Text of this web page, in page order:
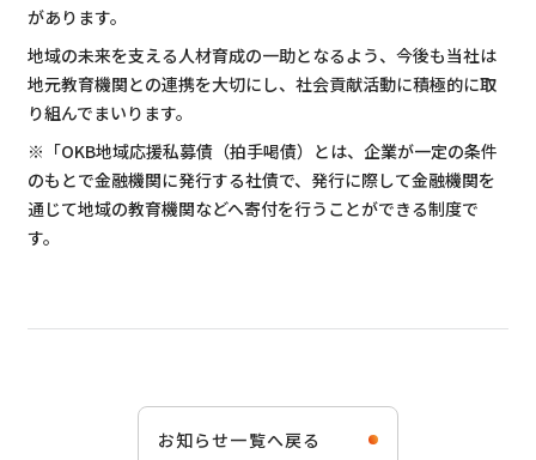
があります。
地域の未来を支える人材育成の一助となるよう、今後も当社は
地元教育機関との連携を大切にし、社会貢献活動に積極的に取
り組んでまいります。
※「OKB地域応援私募債（拍手喝債）とは、企業が一定の条件
のもとで金融機関に発行する社債で、発行に際して金融機関を
通じて地域の教育機関などへ寄付を行うことができる制度で
す。
お知らせ一覧へ戻る